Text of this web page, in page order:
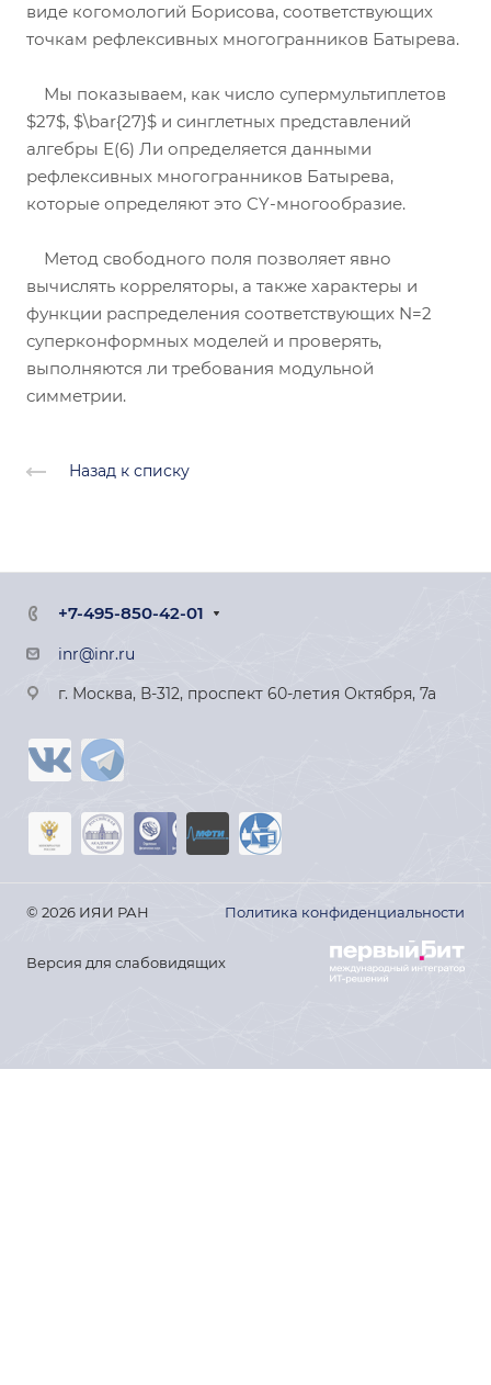
виде когомологий Борисова, соответствующих
точкам рефлексивных многогранников Батырева.
Мы показываем, как число супермультиплетов
$27$, $\bar{27}$ и синглетных представлений
алгебры E(6) Ли определяется данными
рефлексивных многогранников Батырева,
которые определяют это CY-многообразие.
Метод свободного поля позволяет явно
вычислять корреляторы, а также характеры и
функции распределения соответствующих N=2
суперконформных моделей и проверять,
выполняются ли требования модульной
симметрии.
Назад к списку
+7-495-850-42-01
inr@inr.ru
г. Москва, В-312, проспект 60-летия Октября, 7а
© 2026 ИЯИ РАН Политика конфиденциальности
Версия для слабовидящих